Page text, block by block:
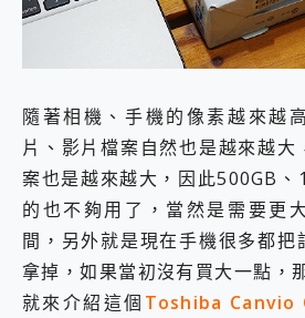
會走動的冷暖氣 SONY REON POCKET PRO 穿戴式智慧冷暖調溫裝置 開箱 評測
寶可夢飛人外掛iToolab AnyGo全新升級，GO Fest 五折優惠嗨翻天！支援 iOS/Android！
百倍變焦實測~ vivo X200 Pro 與 S25 Ultra 誰能滿足全場景拍攝需求？
COMPUTEX 2025 來囉！AGI亞奇雷 AI・Gaming・創作儲存方案登場，趕快來AGI亞奇雷挑戰任務抽 PS5！
飛利浦 JS7310 ⚡【電急便｜行動儲能救車電源】 可靠的旅行夥伴！帶給您優異的安全性與強大供電效能
是螢幕也是電視! 一機超多用途「MSI微星 Modern MD272UPSW 27型」 4K IPS 輕薄商用智慧聯網螢幕 開箱 評測
您的專屬AI 助手 Yoga Slim 7 Aura Edition 觸控AI筆電 開箱 評測
realme 14 Pro 超硬軍規、冰感變色實測，realme 14 5G 遊戲戰鬥值爆表，效能x娛樂全都要！
iPhone、Apple Watch、AirPods耳機 三個設備充電一起搞定 ONPRO MagReact™ M3 3 in 1可攜摺疊無線充電器 開箱 評測
動靜皆宜「HUAWEI FreeArc」開放式耳掛耳機，無感配戴! 超穩超服貼，音質、通話也很優質
好玩好拍 vivo V50 ~ 口袋裡的 Zeiss 潮流攝影棚!
隨著相機、手機的像素越來越
片、影片檔案自然也是越來越大
案也是越來越大，因此500GB
的也不夠用了，當然是需要更
間，另外就是現在手機很多都把
拿掉，如果當初沒有買大一點，
就來介紹這個 Toshiba Canvio